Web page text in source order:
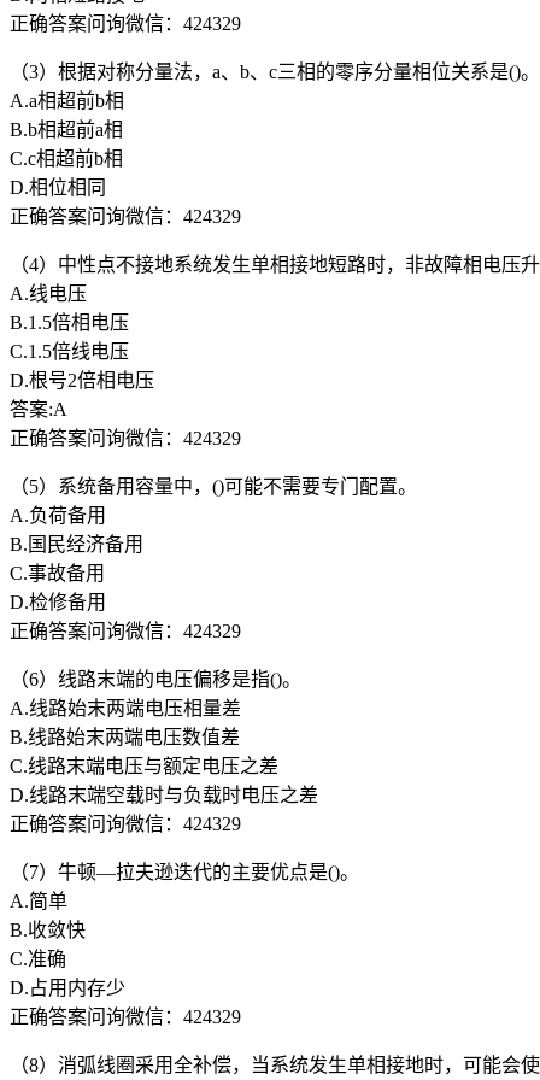
正确答案问询微信：424329
（3）根据对称分量法，a、b、c三相的零序分量相位关系是()。
A.a相超前b相
B.b相超前a相
C.c相超前b相
D.相位相同
正确答案问询微信：424329
（4）中性点不接地系统发生单相接地短路时，非故障相电压
A.线电压
B.1.5倍相电压
C.1.5倍线电压
D.根号2倍相电压
答案:A
正确答案问询微信：424329
（5）系统备用容量中，()可能不需要专门配置。
A.负荷备用
B.国民经济备用
C.事故备用
D.检修备用
正确答案问询微信：424329
（6）线路末端的电压偏移是指()。
A.线路始末两端电压相量差
B.线路始末两端电压数值差
C.线路末端电压与额定电压之差
D.线路末端空载时与负载时电压之差
正确答案问询微信：424329
（7）牛顿—拉夫逊迭代的主要优点是()。
A.简单
B.收敛快
C.准确
D.占用内存少
正确答案问询微信：424329
（8）消弧线圈采用全补偿，当系统发生单相接地时，可能会